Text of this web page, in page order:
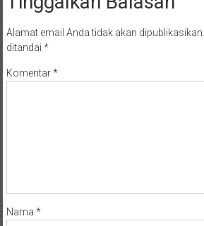
Alamat email Anda tidak akan dipublikasikan.
ditandai *
Komentar*
Nama *